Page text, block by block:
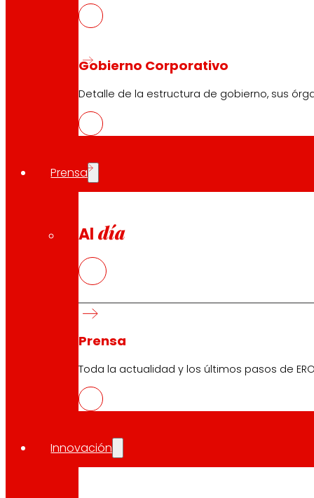
Gobierno Corporativo
Detalle de la estructura de gobierno, sus
Prensa
Al día
Prensa
Toda la actualidad y los últimos pasos de
Innovación